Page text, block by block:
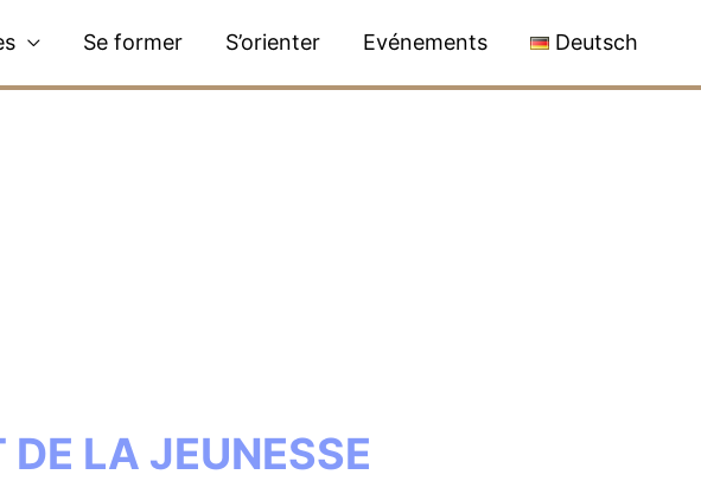
Se former S’orienter Evénements Deutsch
DE LA JEUNESSE